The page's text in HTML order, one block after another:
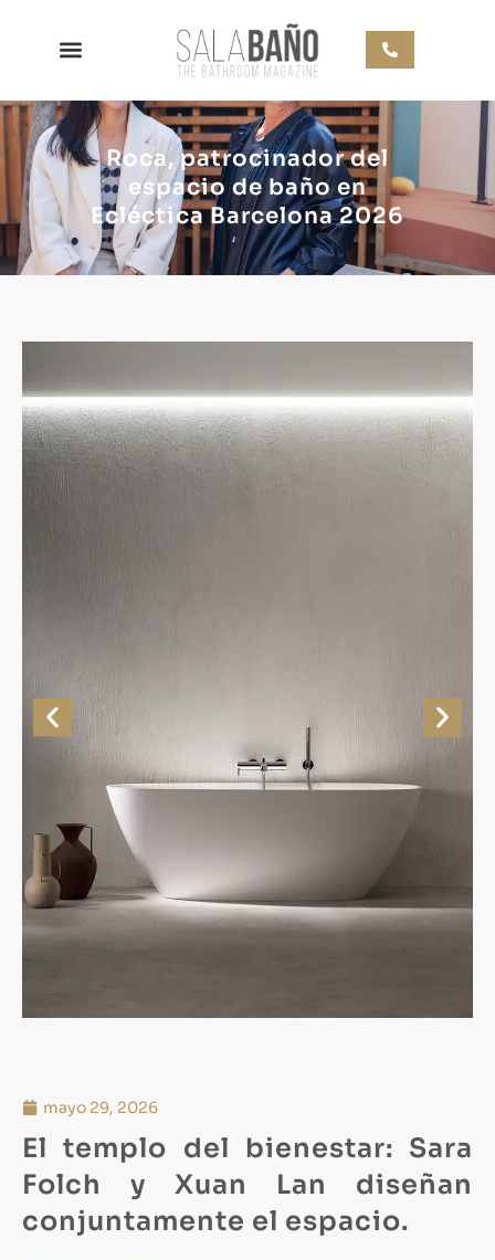
Roca, patrocinador del
espacio de baño en
Ecléctica Barcelona 2026
mayo 29, 2026
El templo del bienestar: Sara
Folch y Xuan Lan diseñan
conjuntamente el espacio.